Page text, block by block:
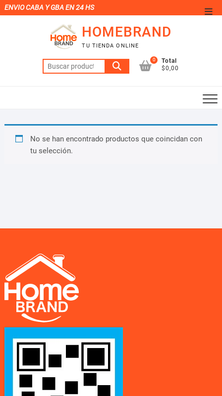
Saltar
al
ENVIO CABA Y GBA EN 24 HS
HOMEBRAND
TU TIENDA ONLINE
Buscar
por:
0
Total
$0,00
No se han encontrado productos que coincidan con
tu selección.